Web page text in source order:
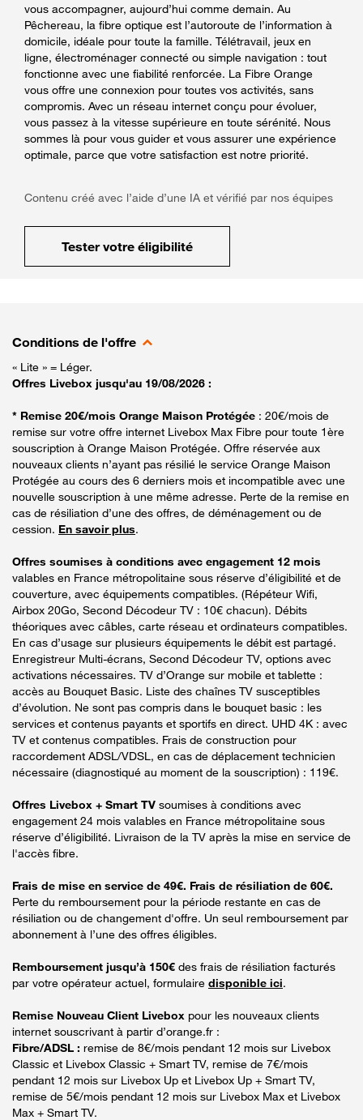
vous accompagner, aujourd’hui comme demain. Au
Pêchereau, la fibre optique est l’autoroute de l’information à
domicile, idéale pour toute la famille. Télétravail, jeux en
ligne, électroménager connecté ou simple navigation : tout
fonctionne avec une fiabilité renforcée. La Fibre Orange
vous offre une connexion pour toutes vos activités, sans
compromis. Avec un réseau internet conçu pour évoluer,
vous passez à la vitesse supérieure en toute sérénité. Nous
sommes là pour vous guider et vous assurer une expérience
optimale, parce que votre satisfaction est notre priorité.
Contenu créé avec l’aide d’une IA et vérifié par nos équipes
Tester votre éligibilité
Conditions de l'offre
« Lite » = Léger.
Offres Livebox jusqu'au 19/08/2026 :
* Remise 20€/mois Orange Maison Protégée : 20€/mois de
remise sur votre offre internet Livebox Max Fibre pour toute 1ère
souscription à Orange Maison Protégée. Offre réservée aux
nouveaux clients n’ayant pas résilié le service Orange Maison
Protégée au cours des 6 derniers mois et incompatible avec une
nouvelle souscription à une même adresse. Perte de la remise en
cas de résiliation d’une des offres, de déménagement ou de
cession. En savoir plus.
Offres soumises à conditions avec engagement 12 mois
valables en France métropolitaine sous réserve d’éligibilité et de
couverture, avec équipements compatibles. (Répéteur Wifi,
Airbox 20Go, Second Décodeur TV : 10€ chacun). Débits
théoriques avec câbles, carte réseau et ordinateurs compatibles.
En cas d’usage sur plusieurs équipements le débit est partagé.
Enregistreur Multi-écrans, Second Décodeur TV, options avec
activations nécessaires. TV d’Orange sur mobile et tablette :
accès au Bouquet Basic. Liste des chaînes TV susceptibles
d’évolution. Ne sont pas compris dans le bouquet basic : les
services et contenus payants et sportifs en direct. UHD 4K : avec
TV et contenus compatibles. Frais de construction pour
raccordement ADSL/VDSL, en cas de déplacement technicien
nécessaire (diagnostiqué au moment de la souscription) : 119€.
Offres Livebox + Smart TV soumises à conditions avec
engagement 24 mois valables en France métropolitaine sous
réserve d’éligibilité. Livraison de la TV après la mise en service de
l'accès fibre.
Frais de mise en service de 49€. Frais de résiliation de 60€.
Perte du remboursement pour la période restante en cas de
résiliation ou de changement d'offre. Un seul remboursement par
abonnement à l’une des offres éligibles.
Remboursement jusqu’à 150€ des frais de résiliation facturés
par votre opérateur actuel, formulaire disponible ici.
Remise Nouveau Client Livebox pour les nouveaux clients
internet souscrivant à partir d’orange.fr :
Fibre/ADSL : remise de 8€/mois pendant 12 mois sur Livebox
Classic et Livebox Classic + Smart TV, remise de 7€/mois
pendant 12 mois sur Livebox Up et Livebox Up + Smart TV,
remise de 5€/mois pendant 12 mois sur Livebox Max et Livebox
Max + Smart TV.